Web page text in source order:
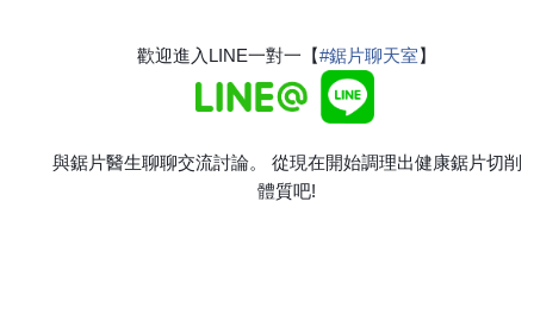
歡迎進入LINE一對一【#鋸片聊天室】
與鋸片醫生聊聊交流討論。 從現在開始調理出健康鋸片切削
體質吧!